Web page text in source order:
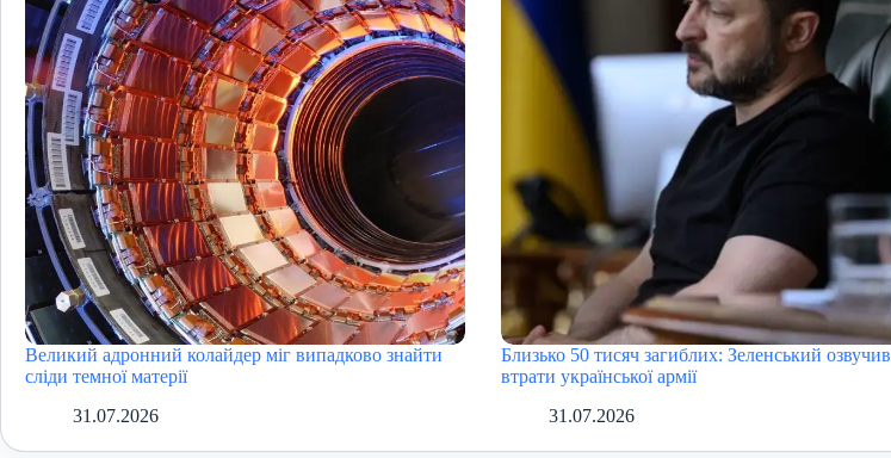
Великий адронний колайдер міг випадково знайти
сліди темної матерії
31.07.2026
Близько 50 тисяч загиблих: Зеленський озвучив
втрати української армії
31.07.2026